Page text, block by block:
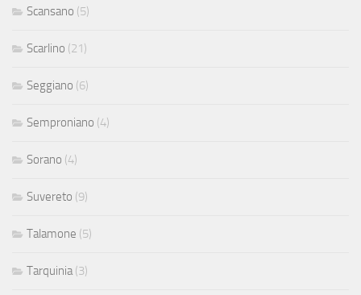
Scansano (5)
Scarlino (21)
Seggiano (6)
Semproniano (4)
Sorano (4)
Suvereto (9)
Talamone (5)
Tarquinia (3)